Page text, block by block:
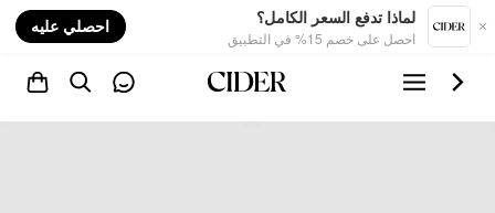
لماذا تدفع السعر الكامل؟
احصل على خصم 15% في التطبيق
احصلي عليه